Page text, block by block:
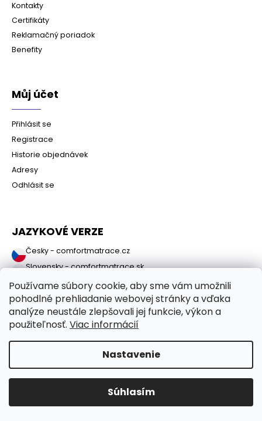
Používame súbory cookie, aby sme vám umožnili
pohodlné prehliadanie webovej stránky a vďaka
analýze neustále zlepšovali jej funkcie, výkon a
použiteľnosť. Viac informácií
Nastavenie
Súhlasím
Kontakty
Certifikáty
Reklamačný poriadok
Benefity
Můj účet
Přihlásit se
Registrace
Historie objednávek
Adresy
Odhlásit se
JAZYKOVÉ VERZE
Česky - comfortmatrace.cz
Slovensky - comfortmatrace.sk
Vytvoril Shoptet